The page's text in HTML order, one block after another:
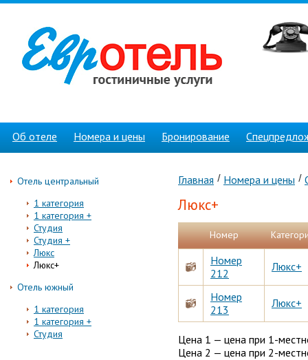
Об отеле Номера и цены Бронирование
Отель центральный
1 категория
1 категория +
Студия
Студия +
Люкс
Люкс+
Отель южный
1 категория
1 категория +
Студия
Главная Номера и цены
Люкс+
Номер
Номер
212
Люкс+
Номер
213
Люкс+
Цена 1 — цена при 1-
Цена 2 — цена при 2-